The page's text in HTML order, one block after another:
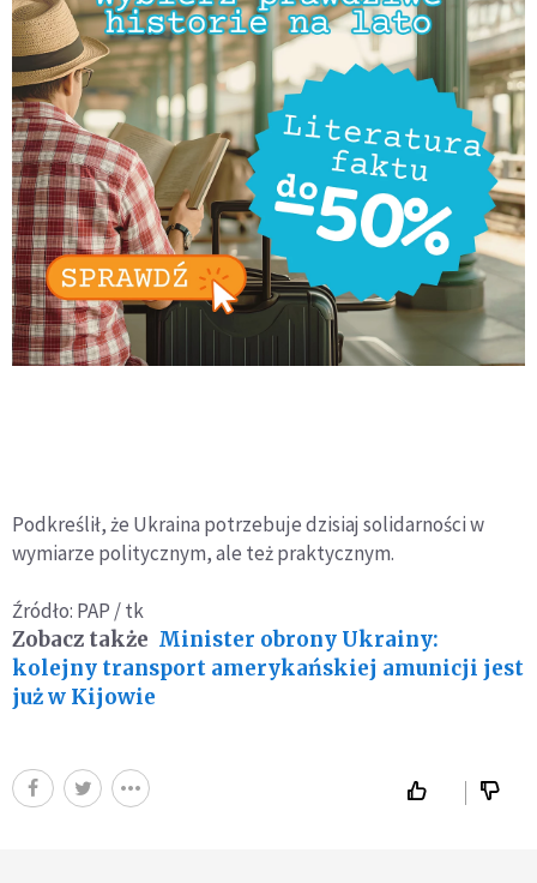
Podkreślił, że Ukraina potrzebuje dzisiaj solidarności w
wymiarze politycznym, ale też praktycznym.
Źródło: PAP / tk
Zobacz także Minister obrony Ukrainy:
kolejny transport amerykańskiej amunicji jest
już w Kijowie